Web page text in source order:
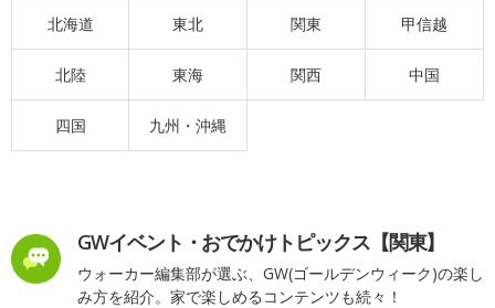
北海道 東北 関東 甲信越
北陸 東海 関西 中国
四国 九州・沖縄
GWイベント・おでかけトピックス【関東】
ウォーカー編集部が選ぶ、GW(ゴールデンウィーク)の楽し
み方を紹介。家で楽しめるコンテンツも続々！